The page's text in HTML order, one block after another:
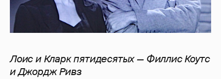
ЛоисиКларкпятидесятых— ФиллисКоутс
иДжорджРивз